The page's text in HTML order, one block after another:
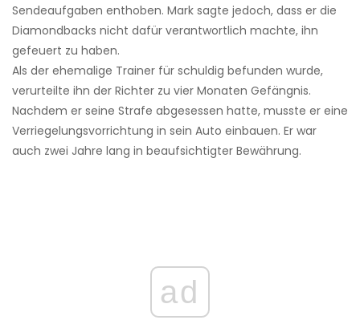
Sendeaufgaben enthoben. Mark sagte jedoch, dass er die
Diamondbacks nicht dafür verantwortlich machte, ihn
gefeuert zu haben.
Als der ehemalige Trainer für schuldig befunden wurde,
verurteilte ihn der Richter zu vier Monaten Gefängnis.
Nachdem er seine Strafe abgesessen hatte, musste er eine
Verriegelungsvorrichtung in sein Auto einbauen. Er war
auch zwei Jahre lang in beaufsichtigter Bewährung.
ad